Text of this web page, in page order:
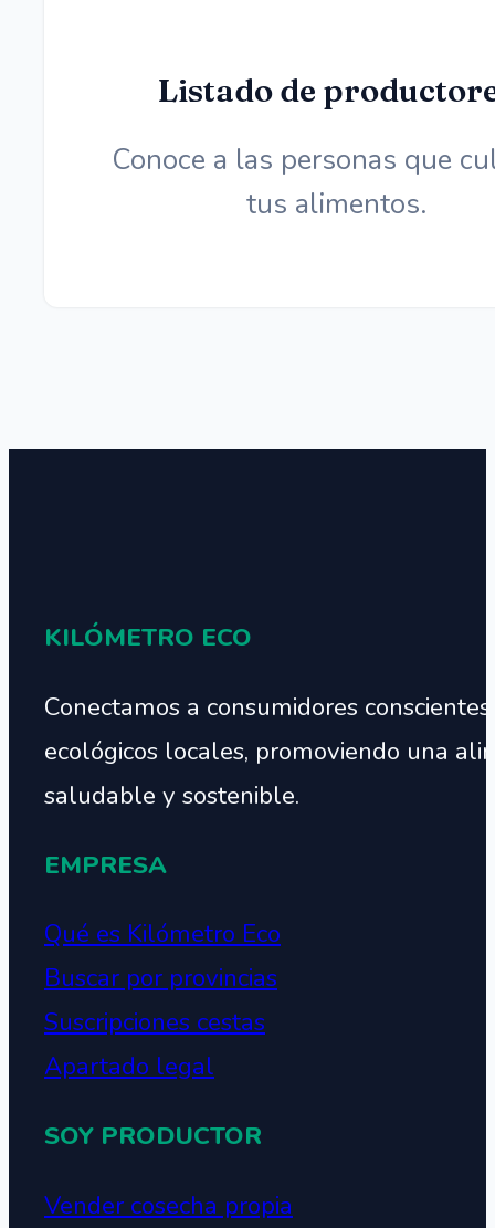
Listado de
Conoce a las personas que
tus alimentos.
KILÓMETRO ECO
Conectamos a consumidores
ecológicos locales, promoviendo una
saludable y sostenible.
EMPRESA
Qué es Kilómetro Eco
Buscar por provincias
Suscripciones cestas
Apartado legal
SOY PRODUCTOR
Vender cosecha propia